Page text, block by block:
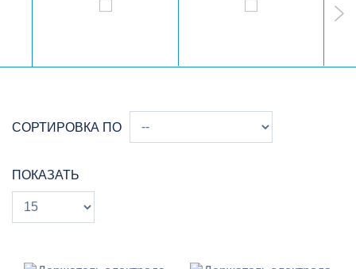
СОРТИРОВКА ПО
ПОКАЗАТЬ